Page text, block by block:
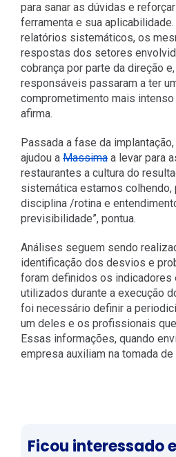
para sanar as dúvidas e
ferramenta e sua aplicabilidade.
relatórios sistemáticos, os
respostas dos setores
cobrança por parte da direção
responsáveis passaram a ter
comprometimento mais
afirma.
Passada a fase da implantação,
ajudou a Massimaa levar para
restaurantes a cultura do
sistemática estamos colhendo,
disciplina /rotina e
previsibilidade”, pontua.
Análises seguem sendo
identificação dos desvios e
foram definidos os indicadores
utilizados durante a execução
foi necessário definir a
um deles e os profissionais
Essas informações, quando
empresa auxiliam na tomada
Ficou interessado